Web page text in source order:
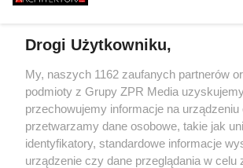
Żaden utwór zamieszczony w serwisie nie może
rozpowszechniany lub dalej rozpowszechniany w
(w tym także elektroniczny lub mechaniczny) na
eksploatacji w jakiejkolwiek formie, włącznie z
Internecie bez pisemnej zgody właściciela praw.
lub wykorzystanie utworów w całości lub w części z
prawa, tzn. bez właściwej zgody, jest zabronione
może być ścigane prawnie.
Drogi Użytkowniku,
My, naszych 1162 zaufanych partnerów
podmioty z Grupy ZPR Media
przechowujemy informacje na urządzeniu
przetwarzamy dane osobowe, takie jak
identyfikatory, standardowe informacje
urządzenie czy dane przeglądania w celu